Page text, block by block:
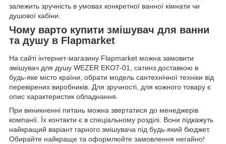
залежить зручність в умовах конкретної ванної кімнати чи
душової кабіни.
Чому варто купити змішувач для ванни
та душу в Flapmarket
На сайті інтернет-магазину Flapmarket можна замовити
змішувач для душу WEZER EKO7-01, сатинз доставкою в
будь-яке місто країни, обрати модель сантехнічної техніки від
перевірених виробників. Для зручності, для кожного товару є
опис характеристик обладнання.
При виникненні питань можна звертатися до менеджерів
компанії. Їх контакти є в спеціальному розділі. Вони підкажуть
найкращий варіант гарного змішувача під будь-який бюджет.
Обирайте найкраще та оформлюйте замовлення негайно!